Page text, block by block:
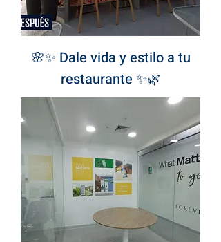
🌸✨ Dale vida y estilo a tu
restaurante ✨🌿